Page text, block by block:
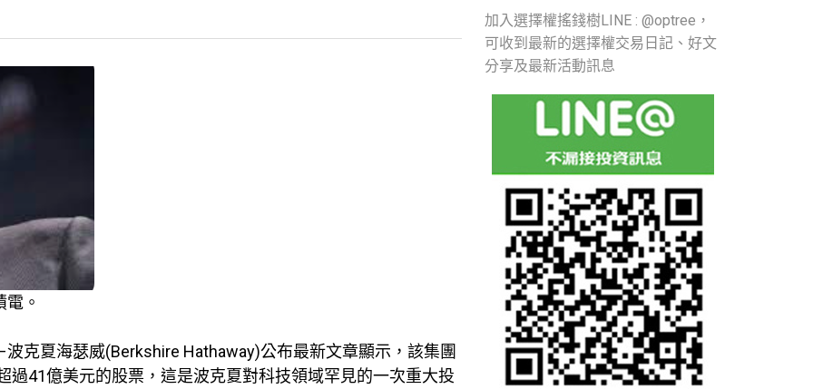
。
克夏海瑟威(Berkshire Hathaway)公布最新文章顯示，該集團
過41億美元的股票，這是波克夏對科技領域罕見的一次重大投
加入選擇權搖錢樹LINE : @optree，
可收到最新的選擇權交易日記、好文
分享及最新活動訊息